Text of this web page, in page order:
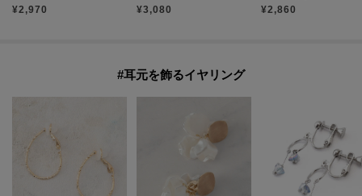
¥2,970 ¥3,080 ¥2,860
#耳元を飾るイヤリング